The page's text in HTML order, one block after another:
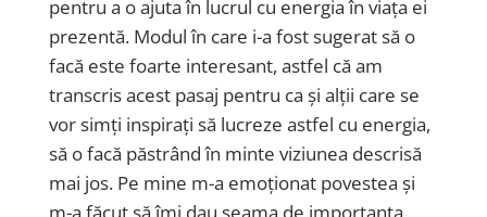
pentru a o ajuta în lucrul cu energia în viața ei
prezentă. Modul în care i-a fost sugerat să o
facă este foarte interesant, astfel că am
transcris acest pasaj pentru ca și alții care se
vor simți inspirați să lucreze astfel cu energia,
să o facă păstrând în minte viziunea descrisă
mai jos. Pe mine m-a emoționat povestea și
m-a făcut să îmi dau seama de importanța